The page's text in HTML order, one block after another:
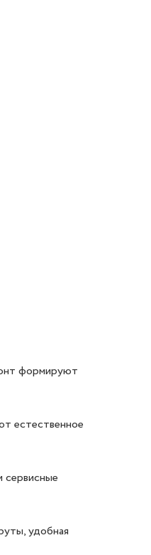
формируют
естественное
удобная